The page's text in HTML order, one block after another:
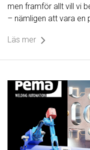
men framför allt vill vi
– nämligen att vara en
Läs mer